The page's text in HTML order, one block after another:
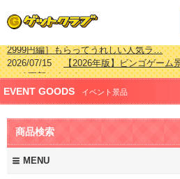
2026/07/15【2026年版】ビンゴゲーム
ング 更新しました！
2026/04/03【2026年版】ゴルフコンペ
2999円編］もらってうれしい人気ラ…
2026/02/16【2026年版】結婚式の二次
新しました！
2026/02/03
2999円編］もらってうれしい人気ラ…
EVENT GOODS イベント景品
商品検索
MENU